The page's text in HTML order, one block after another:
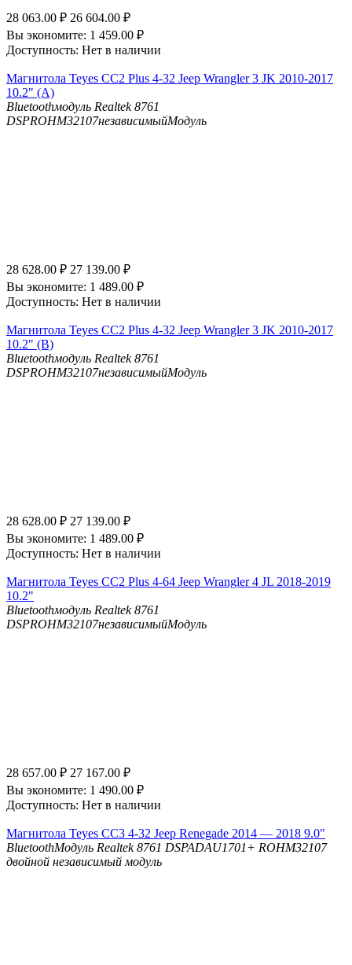
28 063.00 ₽ 26 604.00 ₽
Вы экономите: 1 459.00 ₽
Доступность: Нет в наличии
Магнитола Teyes CC2 Plus 4-32 Jeep Wrangler 3 JK 2010-2017
10.2" (A)
Bluetoothмодуль Realtek 8761
DSPROHM32107независимыйМодуль
28 628.00 ₽ 27 139.00 ₽
Вы экономите: 1 489.00 ₽
Доступность: Нет в наличии
Магнитола Teyes CC2 Plus 4-32 Jeep Wrangler 3 JK 2010-2017
10.2" (B)
Bluetoothмодуль Realtek 8761
DSPROHM32107независимыйМодуль
28 628.00 ₽ 27 139.00 ₽
Вы экономите: 1 489.00 ₽
Доступность: Нет в наличии
Магнитола Teyes CC2 Plus 4-64 Jeep Wrangler 4 JL 2018-2019
10.2"
Bluetoothмодуль Realtek 8761
DSPROHM32107независимыйМодуль
28 657.00 ₽ 27 167.00 ₽
Вы экономите: 1 490.00 ₽
Доступность: Нет в наличии
Магнитола Teyes CC3 4-32 Jeep Renegade 2014 — 2018 9.0"
BluetoothМодуль Realtek 8761 DSPADAU1701+ ROHM32107
двойной независимый модуль